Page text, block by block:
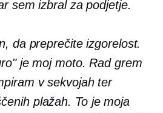
sem izbral za podjetje.
da preprečite izgorelost.
je moj moto. Rad grem
v sekvojah ter
plažah. To je moja